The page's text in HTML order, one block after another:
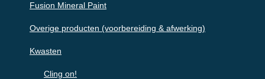
Fusion Mineral Paint
Overige producten (voorbereiding & afwerking)
Kwasten
Cling on!